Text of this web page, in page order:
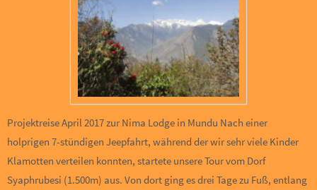
Projektreise April 2017 zur Nima Lodge in Mundu Nach einer
holprigen 7-stündigen Jeepfahrt, während der wir sehr viele Kinder
Klamotten verteilen konnten, startete unsere Tour vom Dorf
Syaphrubesi (1.500m) aus. Von dort ging es drei Tage zu Fuß, entlang